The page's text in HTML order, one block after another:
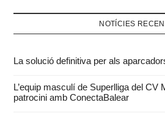
NOTÍCIES
La solució definitiva per als
L’equip masculí de Superlliga del CV
patrocini amb ConectaBalear